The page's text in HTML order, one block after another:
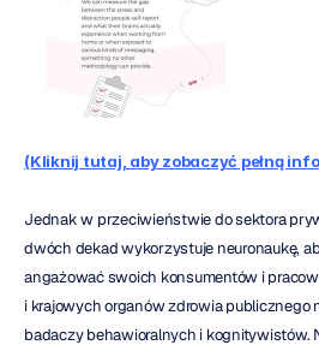
(Kliknij tutaj, aby zobaczyć pełną
Jednak w przeciwieństwie do sektora
dwóch dekad wykorzystuje neuronaukę,
angażować swoich konsumentów i
i krajowych organów zdrowia publicznego
badaczy behawioralnych i kognitywistów.